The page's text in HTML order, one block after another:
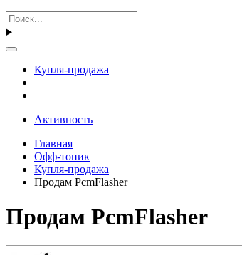
Купля-продажа
Активность
Главная
Офф-топик
Купля-продажа
Продам PcmFlasher
Продам PcmFlasher